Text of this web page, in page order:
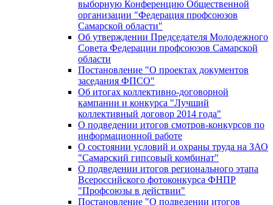
выборную Конференцию Общественной
организации "Федерация профсоюзов
Самарской области"
Об утверждении Председателя Молодежного
Совета Федерации профсоюзов Самарской
области
Постановление "О проектах документов
заседания ФПСО"
Об итогах коллективно-договорной
кампании и конкурса "Лучший
коллективный договор 2014 года"
О подведении итогов смотров-конкурсов по
информационной работе
О состоянии условий и охраны труда на ЗАО
"Самарский гипсовый комбинат"
О подведении итогов регионального этапа
Всероссийского фотоконкурса ФНПР
"Профсоюзы в действии"
Постановление "О подведении итогов